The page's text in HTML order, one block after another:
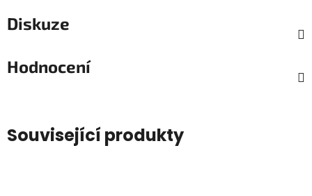
Diskuze
Hodnocení
Související produkty